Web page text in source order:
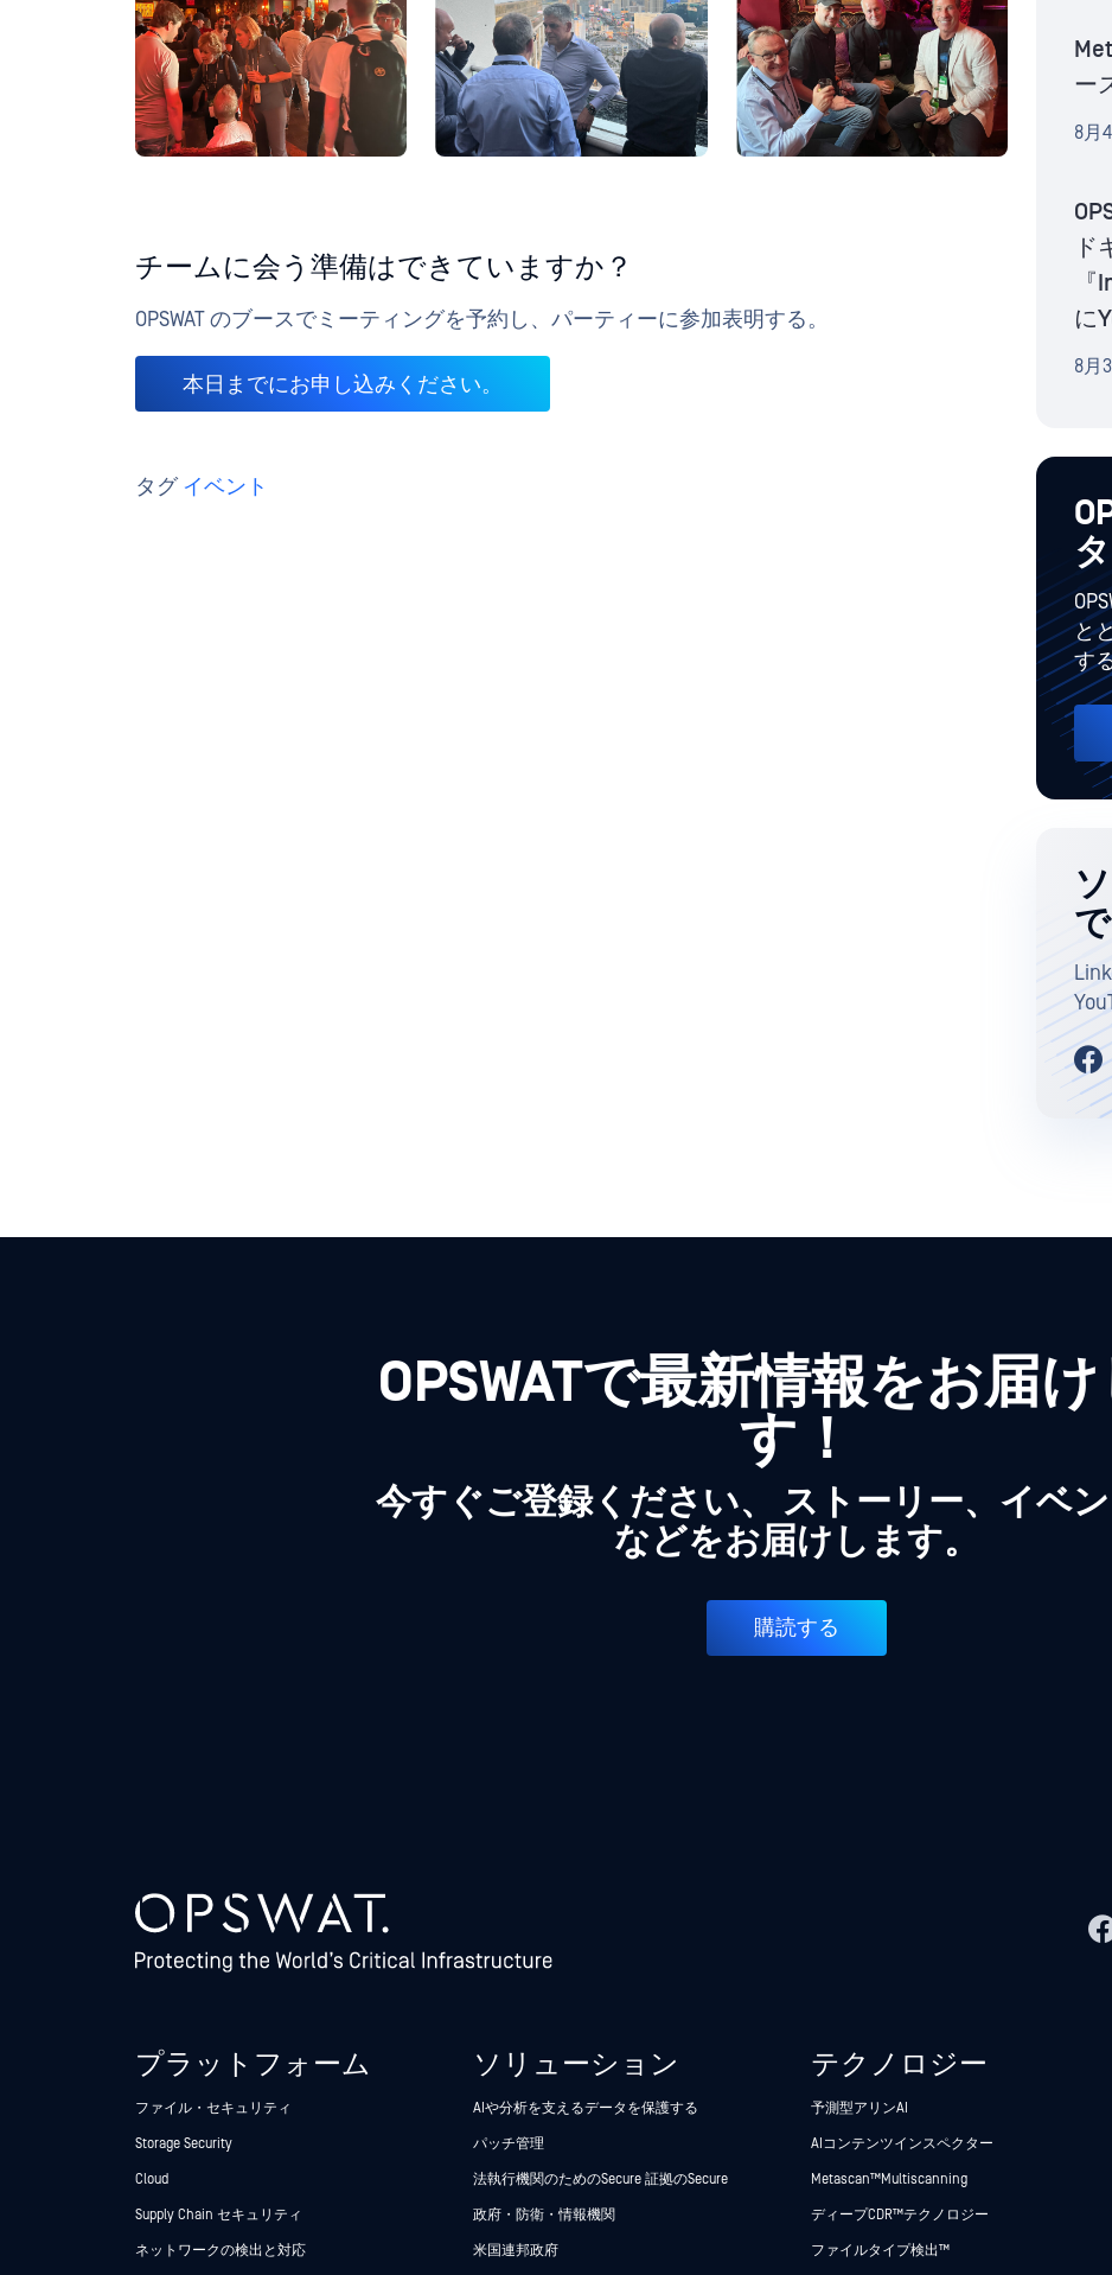
チームに会う準備はできていますか？
OPSWAT のブースでミーティングを予約し、パーティーに参加表明する。
本日までにお申し込みください。
タグ イベント
ー
8月
に
8月
と
す
OPSWATで最新情報をお届
す！
今すぐご登録ください、 ストーリー、イベ
などをお届けします。
購読する
プラットフォーム
ファイル・セキュリティ
Storage Security
Cloud
Supply Chain セキュリティ
ネットワークの検出と対応
ソリューション
AIや分析を支えるデータを保護する
パッチ管理
法執行機関のためのSecure 証拠のSecure
政府・防衛・情報機関
米国連邦政府
テクノロジー
予測型アリンAI
AIコンテンツインスペクター
Metascan™ Multiscanning
ディープCDR™テクノロジー
ファイルタイプ検出™